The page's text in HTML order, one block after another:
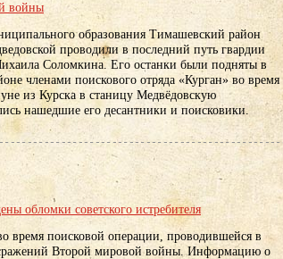
войны
образования Тимашевский район
проводили в последний путь гвардии
Соломкина. Его останки были подняты в
членами поискового отряда «Курган» во время
из Курска в станицу Медвёдовскую
нашедшие его десантники и поисковики.
обломки советского истребителя
время поисковой операции, проводившейся в
Второй мировой войны. Информацию о